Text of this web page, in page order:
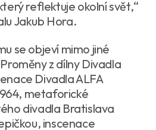
reflektuje okolní svět,“
Jakub Hora.
se objeví mimo jiné
z dílny Divadla
Divadla ALFA
metaforické
divadla Bratislava
inscenace